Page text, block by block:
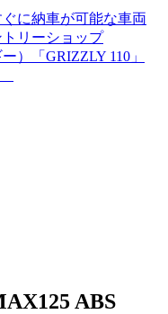
に納車が可能な車両
リーショップ
）「GRIZZLY 110」
ABS